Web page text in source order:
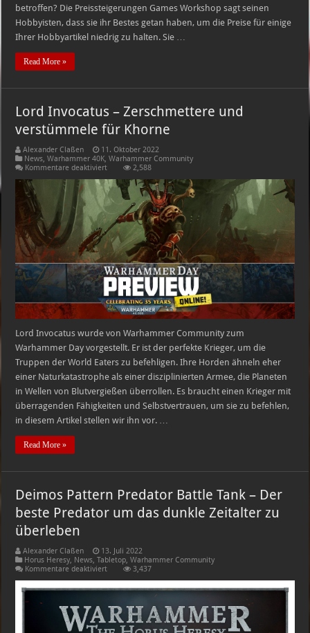
betroffen? Die Preissteigerungen Games Workshop sagt seinen
Hobbyisten, dass sie ihr Bestes getan haben, um die Preise für einige
Ihrer Hobbyartikel niedrig zu halten. Sie …
Read More »
Lord Invocatus – Zerschmettere und
verstümmele für Khorne
Alexander Claßen
11. Oktober 2022
News,Warhammer 40K,Warhammer Community
Kommentare deaktiviertfür
Invocatus
–
Zerschmettere
verstümmele
für
Khorne
2,588
Lord Invocatus wurde von Warhammer Community zum
Warhammer Day vorgestellt. Er ist der perfekte Krieger, um die
Truppen der World Eaters zu befehligen. Ihre Horden ähneln eher
einer Naturkatastrophe als einer disziplinierten Armee, die Planeten
in Wellen von Blutvergießen überrollen. Es braucht einen Krieger mit
überragenden Fähigkeiten und Selbstvertrauen, um sie zu befehlen,
in diesem Artikel stellen wir ihn vor. …
Read More »
Deimos Pattern Predator Battle Tank – Der
beste Predator um das dunkle Zeitalter zu
überleben
Alexander Claßen
13. Juli 2022
Horus Heresy, News,Tabletop,Warhammer Community
Kommentare deaktiviertfür
Pattern
Battle
Tank
–
3,437